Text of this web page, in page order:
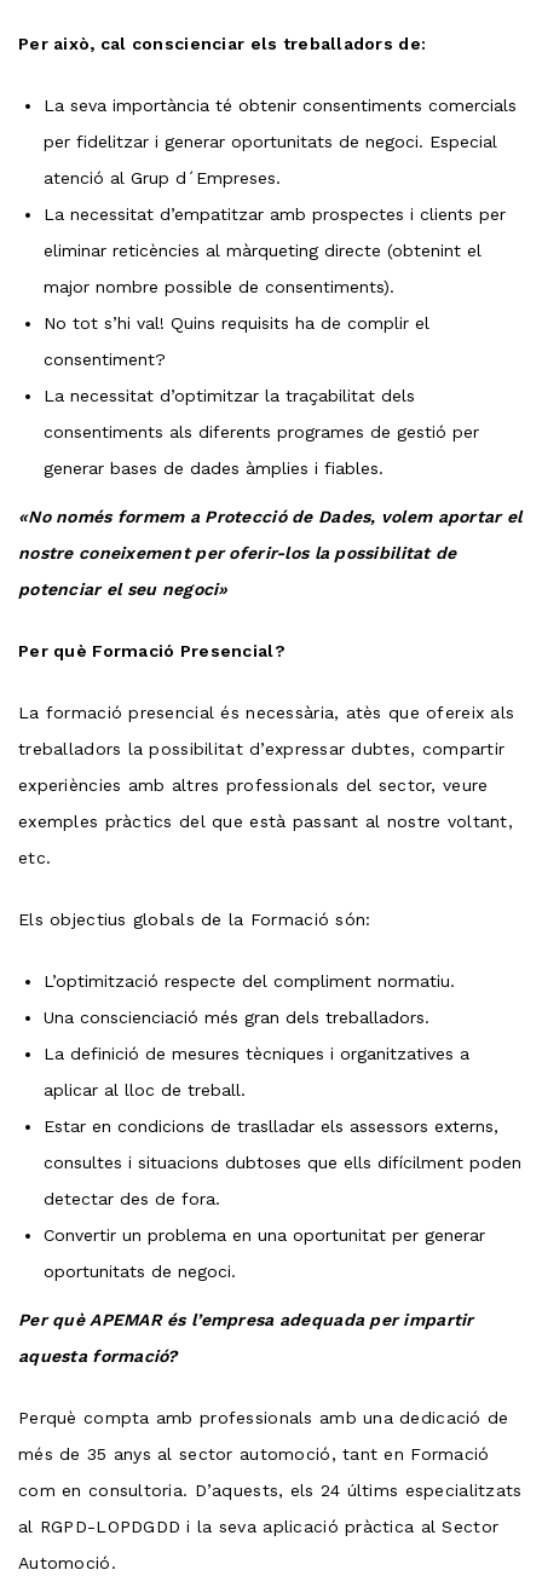
Per això, cal conscienciar els treballadors de:
La seva importància té obtenir consentiments comercials
per fidelitzar i generar oportunitats de negoci. Especial
atenció al Grup d´Empreses.
La necessitat d’empatitzar amb prospectes i clients per
eliminar reticències al màrqueting directe (obtenint el
major nombre possible de consentiments).
No tot s’hi val! Quins requisits ha de complir el
consentiment?
La necessitat d’optimitzar la traçabilitat dels
consentiments als diferents programes de gestió per
generar bases de dades àmplies i fiables.
«No només formem a Protecció de Dades, volem aportar el
nostre coneixement per oferir-los la possibilitat de
potenciar el seu negoci»
Per què Formació Presencial?
La formació presencial és necessària, atès que ofereix als
treballadors la possibilitat d’expressar dubtes, compartir
experiències amb altres professionals del sector, veure
exemples pràctics del que està passant al nostre voltant,
etc.
Els objectius globals de la Formació són:
L’optimització respecte del compliment normatiu.
Una conscienciació més gran dels treballadors.
La definició de mesures tècniques i organitzatives a
aplicar al lloc de treball.
Estar en condicions de traslladar els assessors externs,
consultes i situacions dubtoses que ells difícilment poden
detectar des de fora.
Convertir un problema en una oportunitat per generar
oportunitats de negoci.
Per què APEMAR és l’empresa adequada per impartir
aquesta formació?
Perquè compta amb professionals amb una dedicació de
més de 35 anys al sector automoció, tant en Formació
com en consultoria. D’aquests, els 24 últims especialitzats
al RGPD-LOPDGDD i la seva aplicació pràctica al Sector
Automoció.